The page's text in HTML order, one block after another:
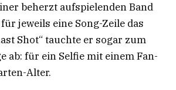
beherzt aufspielenden Band
jeweils eine Song-Zeile das
Shot“ tauchte er sogar zum
ab: für ein Selfie mit einem Fan-
Alter.